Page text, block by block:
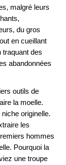
malgré leurs
du gros
en cueillant
des
abandonnées
outils de
la moelle.
originelle.
les
hommes
Pourquoi la
une troupe